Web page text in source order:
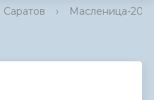
Саратов › Масленица-